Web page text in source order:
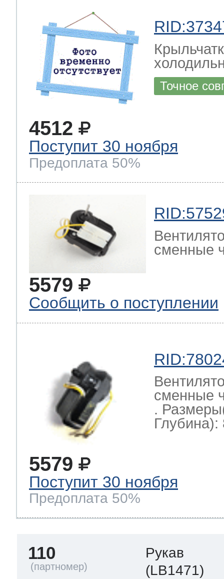
Точное
4512
Поступит 30 ноября
Предоплата 50%
сменные
5579
Сообщить о поступлении
сменные
.
Глубина):
5579
Поступит 30 ноября
Предоплата 50%
110
Рукав
(LB1471)